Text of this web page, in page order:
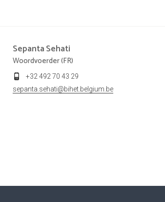
SepantaSehati
Woordvoerder (FR)
+32 492 70 43 29
sepanta.sehati@bihet.belgium.be